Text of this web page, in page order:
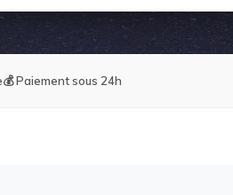
💰 Paiement sous 24h